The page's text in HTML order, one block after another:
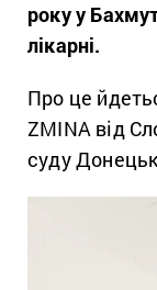
року у
лікарні.
Про це
ZMINA від
суду